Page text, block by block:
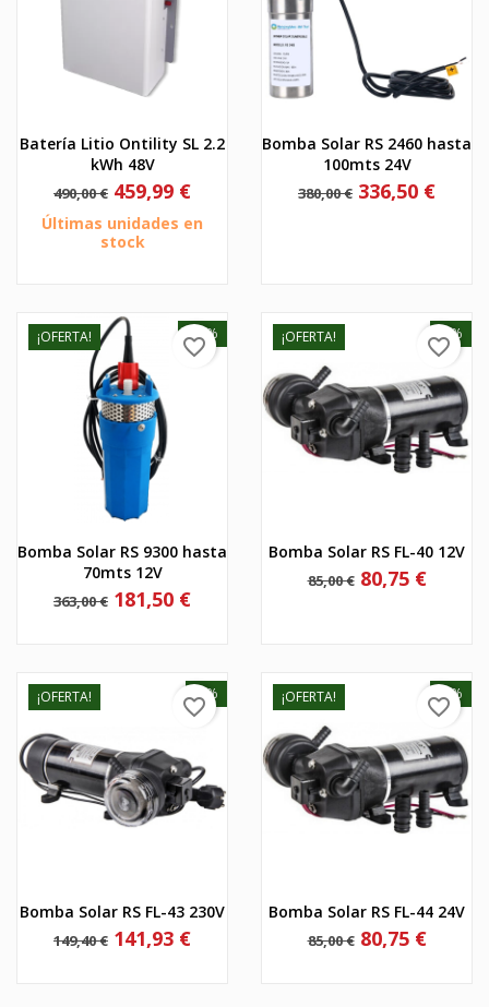
Batería Litio Ontility SL 2.2
kWh 48V
Precio
base
490,00 € Precio
459,99 €
Últimas unidades en
stock
Bomba Solar RS 2460 hasta
100mts 24V
Precio
base
380,00 € Precio
336,50 €
¡OFERTA!
Bomba Solar RS 9300 hasta
70mts 12V
Precio
base
363,00 €
-50%
Precio
181,50 €
favorite_border ¡OFERTA!
Bomba Solar RS FL-40 12V
Precio
base
85,00 €
-5%
Precio
80,75 €
favorite_border
¡OFERTA!
Bomba Solar RS FL-43 230V
Precio
base
149,40 €
-5%
Precio
141,93 €
favorite_border ¡OFERTA!
Bomba Solar RS FL-44 24V
Precio
base
85,00 €
-5%
Precio
80,75 €
favorite_border